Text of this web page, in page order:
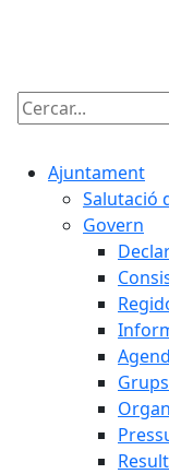
Cercar:
Ajuntament
Salutació
Govern